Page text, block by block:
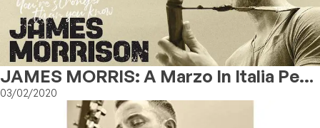
JAMES MORRIS: A Marzo In Italia Per
Un Concerto Speciale Sulle Dolomiti!
03/02/2020